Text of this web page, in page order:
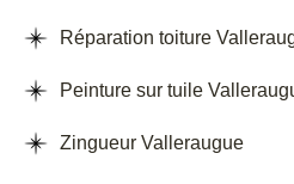
Réparation toiture
Peinture sur tuile
Zingueur Valleraugue